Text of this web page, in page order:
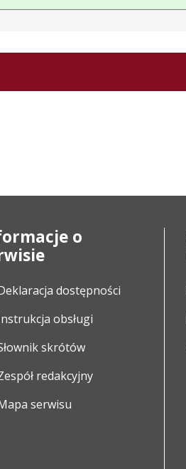
o
dostępności
obsługi
skrótów
redakcyjny
serwisu